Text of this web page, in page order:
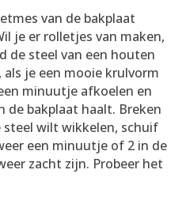
van de bakplaat
je er rolletjes van maken,
de steel van een houten
je een mooie krulvorm
minuutje afkoelen en
de bakplaat haalt. Breken
steel wilt wikkelen, schuif
een minuutje of 2 in de
zacht zijn. Probeer het